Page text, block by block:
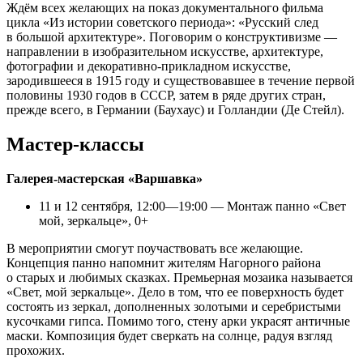
Ждём всех желающих на показ документального фильма
цикла «Из истории советского периода»: «Русский след
в большой архитектуре». Поговорим о конструктивизме —
направлении в изобразительном искусстве, архитектуре,
фотографии и декоративно-прикладном искусстве,
зародившееся в 1915 году и существовавшее в течение первой
половины 1930 годов в СССР, затем в ряде других стран,
прежде всего, в Германии (Баухаус) и Голландии (Де Стейл).
Мастер-классы
Галерея-мастерская «Варшавка»
11 и 12 сентября, 12:00—19:00 — Монтаж панно «Свет
мой, зеркальце», 0+
В мероприятии смогут поучаствовать все желающие.
Концепция панно напомнит жителям Нагорного района
о старых и любимых сказках. Премьерная мозаика называется
«Свет, мой зеркальце». Дело в том, что ее поверхность будет
состоять из зеркал, дополненных золотыми и серебристыми
кусочками гипса. Помимо того, стену арки украсят античные
маски. Композиция будет сверкать на солнце, радуя взгляд
прохожих.